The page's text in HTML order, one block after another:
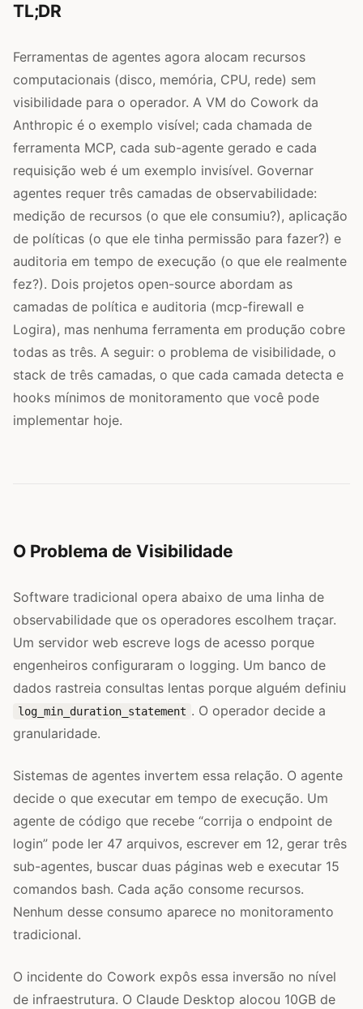
TL;DR
Ferramentas de agentes agora alocam recursos
computacionais (disco, memória, CPU, rede) sem
visibilidade para o operador. A VM do Cowork da
Anthropic é o exemplo visível; cada chamada de
ferramenta MCP, cada sub-agente gerado e cada
requisição web é um exemplo invisível. Governar
agentes requer três camadas de observabilidade:
medição de recursos (o que ele consumiu?), aplicação
de políticas (o que ele tinha permissão para fazer?) e
auditoria em tempo de execução (o que ele realmente
fez?). Dois projetos open-source abordam as
camadas de política e auditoria (mcp-firewall e
Logira), mas nenhuma ferramenta em produção cobre
todas as três. A seguir: o problema de visibilidade, o
stack de três camadas, o que cada camada detecta e
hooks mínimos de monitoramento que você pode
implementar hoje.
O Problema de Visibilidade
Software tradicional opera abaixo de uma linha de
observabilidade que os operadores escolhem traçar.
Um servidor web escreve logs de acesso porque
engenheiros configuraram o logging. Um banco de
dados rastreia consultas lentas porque alguém definiu
log_min_duration_statement . O operador decide a
granularidade.
Sistemas de agentes invertem essa relação. O agente
decide o que executar em tempo de execução. Um
agente de código que recebe “corrija o endpoint de
login” pode ler 47 arquivos, escrever em 12, gerar três
sub-agentes, buscar duas páginas web e executar 15
comandos bash. Cada ação consome recursos.
Nenhum desse consumo aparece no monitoramento
tradicional.
O incidente do Cowork expôs essa inversão no nível
de infraestrutura. O Claude Desktop alocou 10GB de